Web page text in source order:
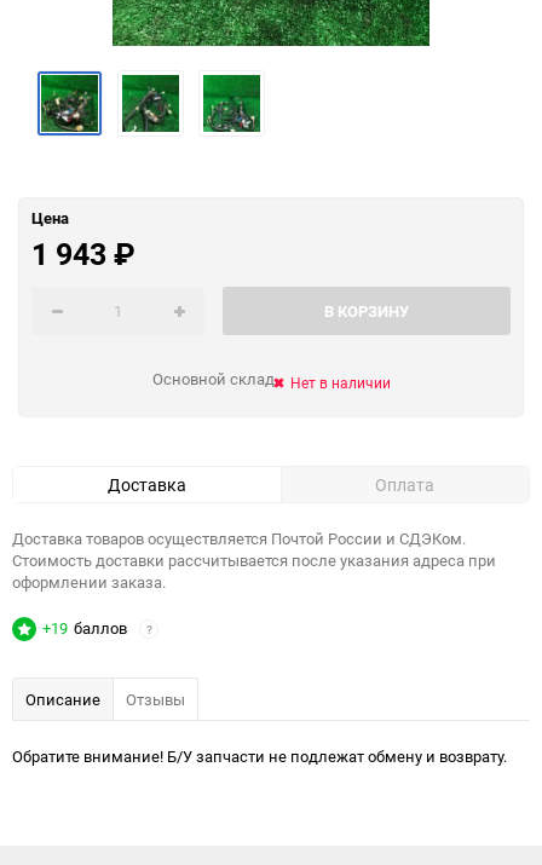
Цена
1 943 ₽
В КОРЗИНУ
Основной склад Нет в наличии
Доставка Оплата
Доставка товаров осуществляется Почтой России и СДЭКом.
Стоимость доставки рассчитывается после указания адреса при
оформлении заказа.
+19 баллов ?
Описание Отзывы
Обратите внимание! Б/У запчасти не подлежат обмену и возврату.